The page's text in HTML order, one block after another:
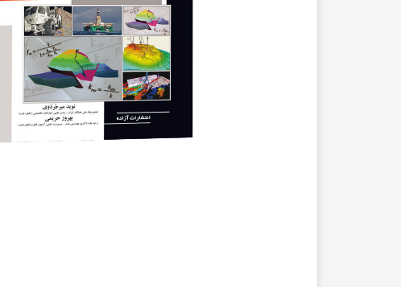
تربیت بدنی
تاریخ
جغرافیا
علوم اجتماعی
علوم سیاسی